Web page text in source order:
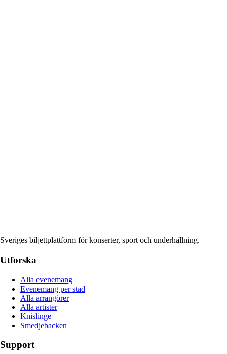
Sveriges biljettplattform för konserter, sport och underhållning.
Utforska
Alla evenemang
Evenemang per stad
Alla arrangörer
Alla artister
Knislinge
Smedjebacken
Support